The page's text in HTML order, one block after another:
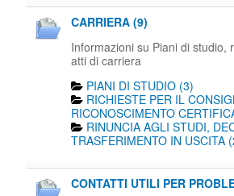
CARRIERA (9)
Informazioni su Piani di studio,
atti di carriera
PIANI DI STUDIO (3)
RICHIESTE PER IL
RICONOSCIMENTO
RINUNCIA AGLI STUDI,
TRASFERIMENTO IN USCITA
CONTATTI UTILI PER